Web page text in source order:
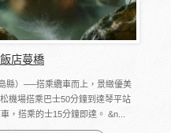
店蔓橋
縣）──搭乘纜車而上，景緻優美
機場搭乘巴士50分鐘到達琴平站
，搭乘的士15分鐘即達。 &n...